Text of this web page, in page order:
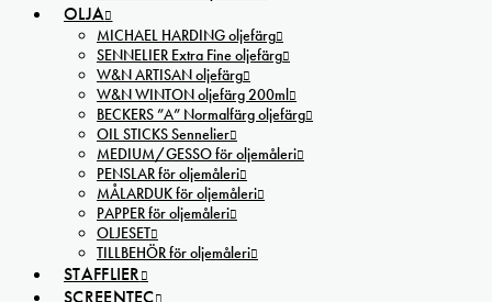
OLJA
MICHAEL HARDING oljefärg
SENNELIER Extra Fine oljefärg
W&N ARTISAN oljefärg
W&N WINTON oljefärg 200ml
BECKERS ”A” Normalfärg oljefärg
OIL STICKS Sennelier
MEDIUM/GESSO för oljemåleri
PENSLAR för oljemåleri
MÅLARDUK för oljemåleri
PAPPER för oljemåleri
OLJESET
TILLBEHÖR för oljemåleri
STAFFLIER
SCREENTEC